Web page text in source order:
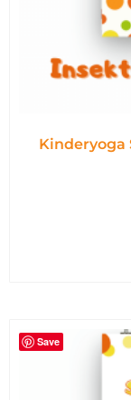
Kinderyoga
Save